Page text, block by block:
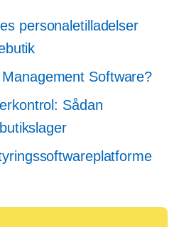
personaletilladelser
Software?
Sådan